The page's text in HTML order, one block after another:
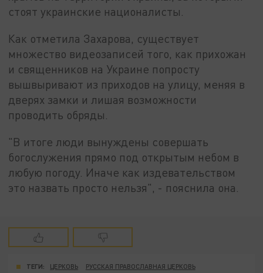
стоят украинские националисты.
Как отметила Захарова, существует
множество видеозаписей того, как прихожан
и священников на Украине попросту
вышвыривают из приходов на улицу, меняя в
дверях замки и лишая возможности
проводить обряды.
"В итоге люди вынуждены совершать
богослужения прямо под открытым небом в
любую погоду. Иначе как издевательством
это назвать просто нельзя", - пояснила она.
ТЕГИ: ЦЕРКОВЬ
РУССКАЯ ПРАВОСЛАВНАЯ ЦЕРКОВЬ